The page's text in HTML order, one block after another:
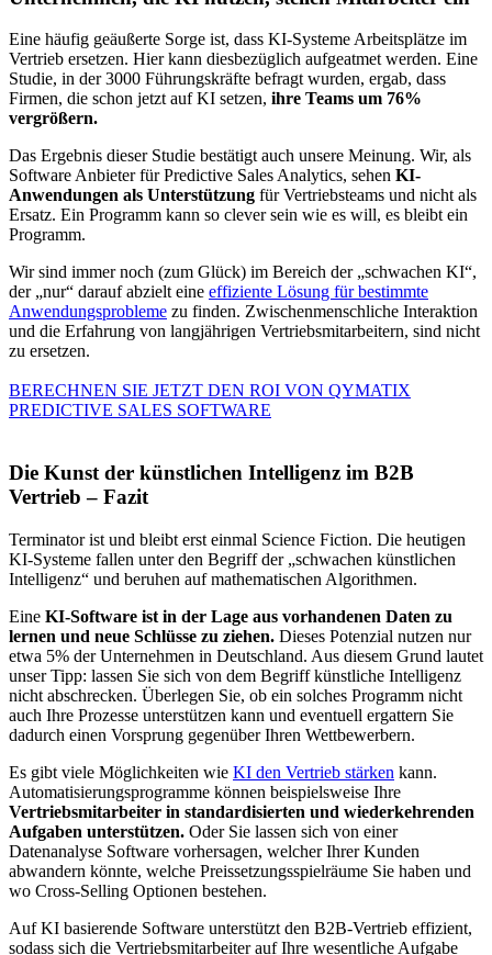
Eine häufig geäußerte Sorge ist, dass KI-Systeme Arbeitsplätze im
Vertrieb ersetzen. Hier kann diesbezüglich aufgeatmet werden. Eine
Studie, in der 3000 Führungskräfte befragt wurden, ergab, dass
Firmen, die schon jetzt auf KI setzen, ihre Teams um 76%
vergrößern.
Das Ergebnis dieser Studie bestätigt auch unsere Meinung. Wir, als
Software Anbieter für Predictive Sales Analytics, sehen KI-
Anwendungen als Unterstützung für Vertriebsteams und nicht als
Ersatz. Ein Programm kann so clever sein wie es will, es bleibt ein
Programm.
Wir sind immer noch (zum Glück) im Bereich der „schwachen KI“,
der „nur“ darauf abzielt eine effiziente Lösung für bestimmte
Anwendungsprobleme zu finden. Zwischenmenschliche Interaktion
und die Erfahrung von langjährigen Vertriebsmitarbeitern, sind nicht
zu ersetzen.
BERECHNEN SIE JETZT DEN ROI VON QYMATIX
PREDICTIVE SALES SOFTWARE
Die Kunst der künstlichen Intelligenz im B2B
Vertrieb – Fazit
Terminator ist und bleibt erst einmal Science Fiction. Die heutigen
KI-Systeme fallen unter den Begriff der „schwachen künstlichen
Intelligenz“ und beruhen auf mathematischen Algorithmen.
Eine KI-Software ist in der Lage aus vorhandenen Daten zu
lernen und neue Schlüsse zu ziehen. Dieses Potenzial nutzen nur
etwa 5% der Unternehmen in Deutschland. Aus diesem Grund lautet
unser Tipp: lassen Sie sich von dem Begriff künstliche Intelligenz
nicht abschrecken. Überlegen Sie, ob ein solches Programm nicht
auch Ihre Prozesse unterstützen kann und eventuell ergattern Sie
dadurch einen Vorsprung gegenüber Ihren Wettbewerbern.
Es gibt viele Möglichkeiten wie KI den Vertrieb stärken kann.
Automatisierungsprogramme können beispielsweise Ihre
Vertriebsmitarbeiter in standardisierten und wiederkehrenden
Aufgaben unterstützen. Oder Sie lassen sich von einer
Datenanalyse Software vorhersagen, welcher Ihrer Kunden
abwandern könnte, welche Preissetzungsspielräume Sie haben und
wo Cross-Selling Optionen bestehen.
Auf KI basierende Software unterstützt den B2B-Vertrieb effizient,
sodass sich die Vertriebsmitarbeiter auf Ihre wesentliche Aufgabe